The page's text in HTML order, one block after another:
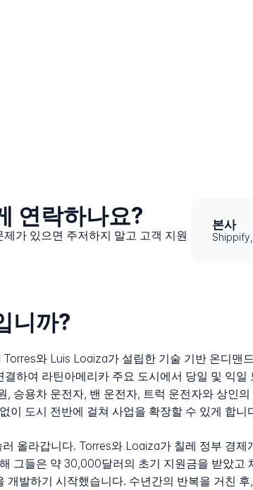
연락하나요?
가 있으면 주저하지 말고 고객 지원
본사
니까?
와 Luis Loaiza가 설립한 기술 기반 온디맨
하여 라틴아메리카 주요 도시에서 당일 및 익
, 승용차 운전자, 밴 운전자, 트럭 운전자와 상인
이 도시 전반에 걸쳐 사업을 확장할 수 있게 합니
올라갑니다. Torres와 Loaiza가 칠레 정부 경
그들은 약 30,000달러의 초기 지원금을 받았
개발하기 시작했습니다. 수년간의 반복을 거친